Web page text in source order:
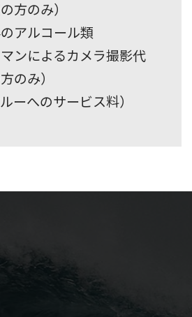
方のみ）
アルコール類
ンによるカメラ撮影代
のみ）
ーへのサービス料）